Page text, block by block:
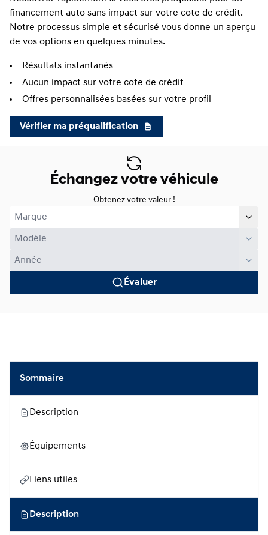
financement auto sans impact sur votre cote de crédit.
Notre processus simple et sécurisé vous donne un aperçu
de vos options en quelques minutes.
Résultats instantanés
Aucun impact sur votre cote de crédit
Offres personnalisées basées sur votre profil
Vérifier ma préqualification
Échangez votre véhicule
Obtenez votre valeur !
Évaluer
Sommaire
Description
Équipements
Liens utiles
Description